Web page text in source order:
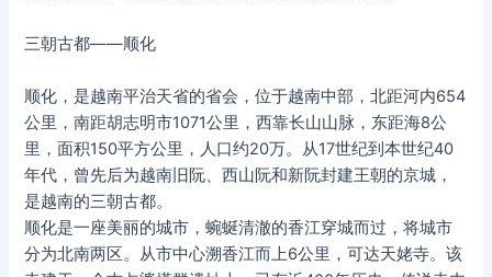
三朝古都——顺化
顺化，是越南平治天省的省会，位于越南中部，北距河内654
公里，南距胡志明市1071公里，西靠长山山脉，东距海8公
里，面积150平方公里，人口约20万。从17世纪到本世纪40
年代，曾先后为越南旧阮、西山阮和新阮封建王朝的京城，
是越南的三朝古都。
顺化是一座美丽的城市，蜿蜒清澈的香江穿城而过，将城市
分为北南两区。从市中心溯香江而上6公里，可达天姥寺。该